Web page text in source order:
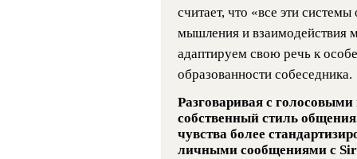
считает, что «все эти
мышления и взаимодействия
адаптируем свою речь к
образованности собеседника.
Разговаривая с
собственный стиль
чувства более
личными сообщениями с